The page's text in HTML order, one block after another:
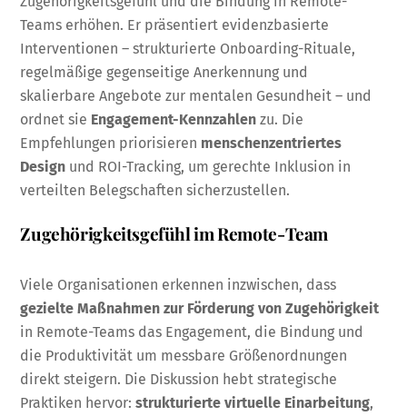
Teams erhöhen. Er präsentiert evidenzbasierte
Interventionen – strukturierte Onboarding-Rituale,
regelmäßige gegenseitige Anerkennung und
skalierbare Angebote zur mentalen Gesundheit – und
ordnet sie Engagement-Kennzahlen zu. Die
Empfehlungen priorisieren menschenzentriertes
Design und ROI-Tracking, um gerechte Inklusion in
verteilten Belegschaften sicherzustellen.
Zugehörigkeitsgefühl im Remote-Team
Viele Organisationen erkennen inzwischen, dass
gezielte Maßnahmen zur Förderung von Zugehörigkeit
in Remote-Teams das Engagement, die Bindung und
die Produktivität um messbare Größenordnungen
direkt steigern. Die Diskussion hebt strategische
Praktiken hervor:strukturierte virtuelle Einarbeitung,